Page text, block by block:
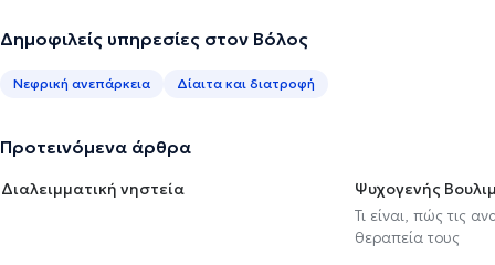
Δημοφιλείς υπηρεσίες στον Βόλος
Νεφρική ανεπάρκεια Δίαιτα και διατροφή
Προτεινόμενα άρθρα
Διαλειμματική νηστεία
Ψυχογενής
Τι είναι, πώς τις
θεραπεία τους